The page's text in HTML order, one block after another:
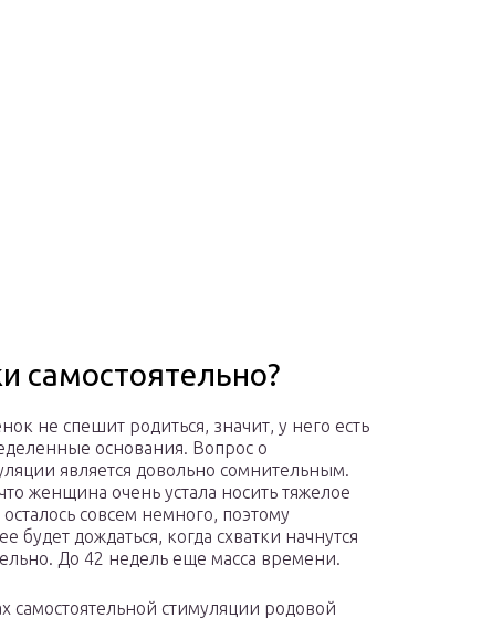
самостоятельно?
не спешит родиться, значит, у него есть
основания. Вопрос о
является довольно сомнительным.
женщина очень устала носить тяжелое
совсем немного, поэтому
будет дождаться, когда схватки начнутся
До 42 недель еще масса времени.
самостоятельной стимуляции родовой